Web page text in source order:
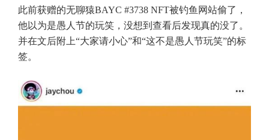
此前获赠的无聊猿BAYC #3738 NFT被钓鱼网站偷了，
他以为是愚人节的玩笑，没想到查看后发现真的没了。
并在文后附上“大家请小心”和“这不是愚人节玩笑”的标
签。